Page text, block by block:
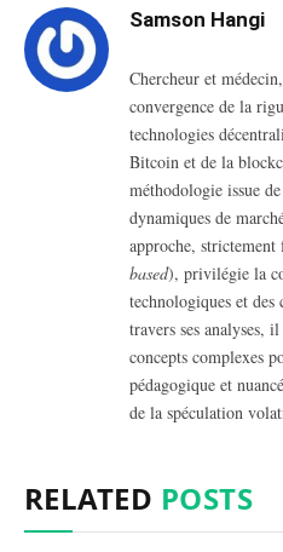
Samson Hangi
Chercheur et médecin,
convergence de la
technologies
Bitcoin et de la
méthodologie issue
dynamiques de
approche, strictement
based), privilégie la
technologiques et
travers ses analyses,
concepts complexes
pédagogique et
de la spéculation
RELATED POSTS